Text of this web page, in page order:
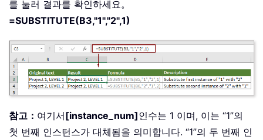
를 눌러 결과를 확인하세요。
=SUBSTITUTE(B3,"1","2",1)
참고： 여기서[instance_num]인수는 1 이며, 이는 “1”의
첫 번째 인스턴스가 대체됨을 의미합니다. “1”의 두 번째 인